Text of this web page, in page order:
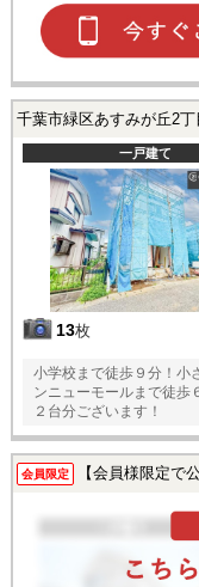
千葉市緑区あすみが丘2
一戸建て
13枚
小学校まで徒歩９分！小
ンニューモールまで徒歩
２台分ございます！
会員限定 【会員様限定で